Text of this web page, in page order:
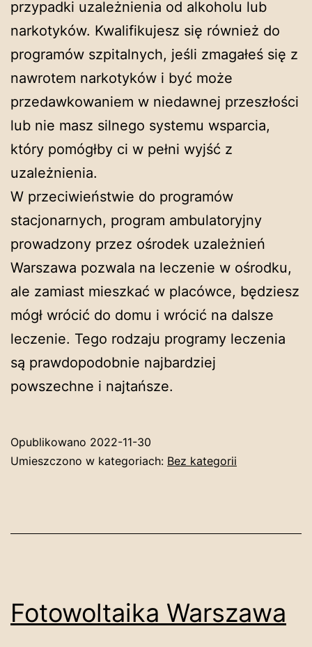
przypadki uzależnienia od alkoholu lub
narkotyków. Kwalifikujesz się również do
programów szpitalnych, jeśli zmagałeś się z
nawrotem narkotyków i być może
przedawkowaniem w niedawnej przeszłości
lub nie masz silnego systemu wsparcia,
który pomógłby ci w pełni wyjść z
uzależnienia.
W przeciwieństwie do programów
stacjonarnych, program ambulatoryjny
prowadzony przez ośrodek uzależnień
Warszawa pozwala na leczenie w ośrodku,
ale zamiast mieszkać w placówce, będziesz
mógł wrócić do domu i wrócić na dalsze
leczenie. Tego rodzaju programy leczenia
są prawdopodobnie najbardziej
powszechne i najtańsze.
Opublikowano 2022-11-30
Umieszczono w kategoriach: Bez kategorii
Fotowoltaika Warszawa